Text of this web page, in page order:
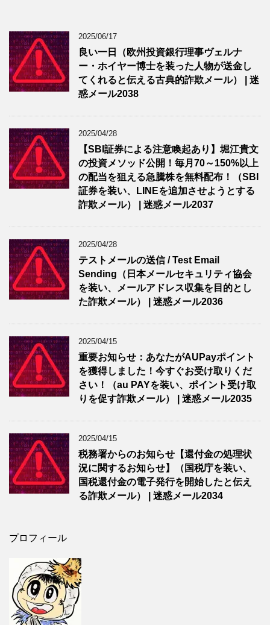
2025/06/17
良い一日（欧州投資銀行理事ヴェルナ
ー・ホイヤー博士を装った人物が送金し
てくれると伝える古典的詐欺メール） | 迷
惑メール2038
2025/04/28
【SBI証券による注意喚起あり】堀江貴文
の投資メソッド公開！毎月70～150%以上
の配当を狙える急騰株を無料配布！（SBI
証券を装い、LINEを追加させようとする
詐欺メール） | 迷惑メール2037
2025/04/28
テストメールの送信 / Test Email
Sending（日本メールセキュリティ協会
を装い、メールアドレス収集を目的とし
た詐欺メール） | 迷惑メール2036
2025/04/15
重要お知らせ：あなたがAUPayポイント
を獲得しました！今すぐお受け取りくだ
さい！（au PAYを装い、ポイント受け取
りを促す詐欺メール） | 迷惑メール2035
2025/04/15
税務署からのお知らせ【還付金の処理状
況に関するお知らせ】（国税庁を装い、
国税還付金の電子発行を開始したと伝え
る詐欺メール） | 迷惑メール2034
プロフィール